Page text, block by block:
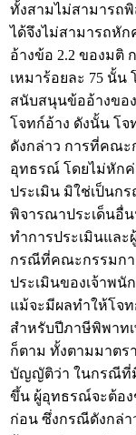
ทั้งสามไม่สามารถ
ได้จึงไม่สามารถหั
อ้างข้อ 2.2 ของมติ
เหมาร้อยละ 75 นั้
สนับสนุนข้ออ้างขอ
โจทก์อ้าง ดังนั้น โ
ดังกล่าว การที่คณ
อุทธรณ์ โดยไม่หักค่
ประเมิน มิใช่เป็น
พิจารณาประเด็นอื่
ทำการประเมินแล
กรณีที่คณะกรรมก
ประเมินของเจ้าพนั
แม้จะมีผลทำให้โจ
สำหรับปีภาษีพิพาท
ก็ตาม ทั้งตามมาตร
บัญญัติว่า ในกรณีที่
ขึ้น ผู้อุทธรณ์จะต้อง
ก่อน ซึ่งกรณีดังกล่